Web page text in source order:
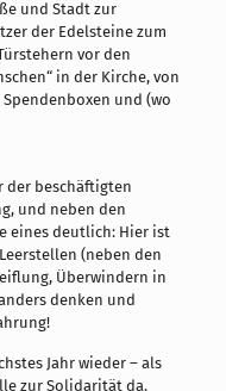
und Stadt zur
der Edelsteine zum
vor den
in der Kirche, von
und (wo
der beschäftigten
und neben den
eines deutlich: Hier ist
(neben den
Überwindern in
denken und
Jahr wieder – als
zur Solidarität da.